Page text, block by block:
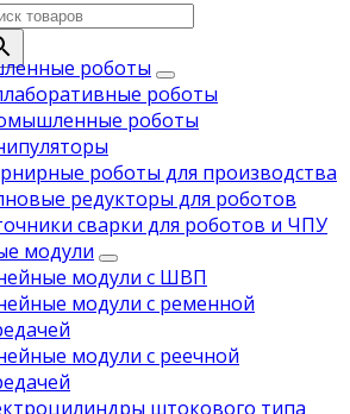
роботы
роботы
роботы
роботы для производства
редукторы для роботов
сварки для роботов и ЧПУ
модули
модули с ШВП
модули с ременной
модули с реечной
штокового типа